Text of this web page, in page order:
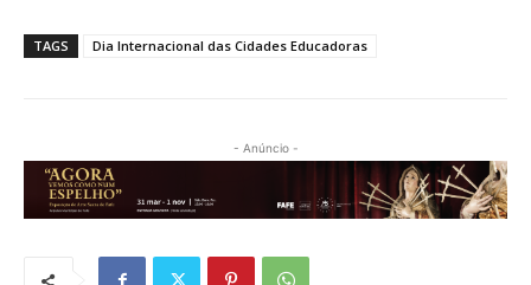
TAGS Dia Internacional das Cidades Educadoras
- Anúncio -